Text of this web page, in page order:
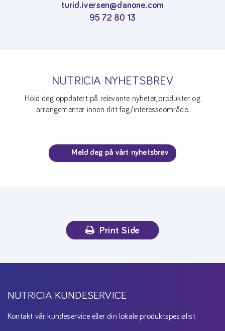
turid.iversen@danone.com
95 72 80 13
NUTRICIA NYHETSBREV
Hold deg oppdatert på relevante nyheter, produkter og
arrangementer innen ditt fag/interesseområde.
Meld deg på vårt nyhetsbrev
Print Side
NUTRICIA KUNDESERVICE
Kontakt vår kundeservice eller din lokale produktspesialist